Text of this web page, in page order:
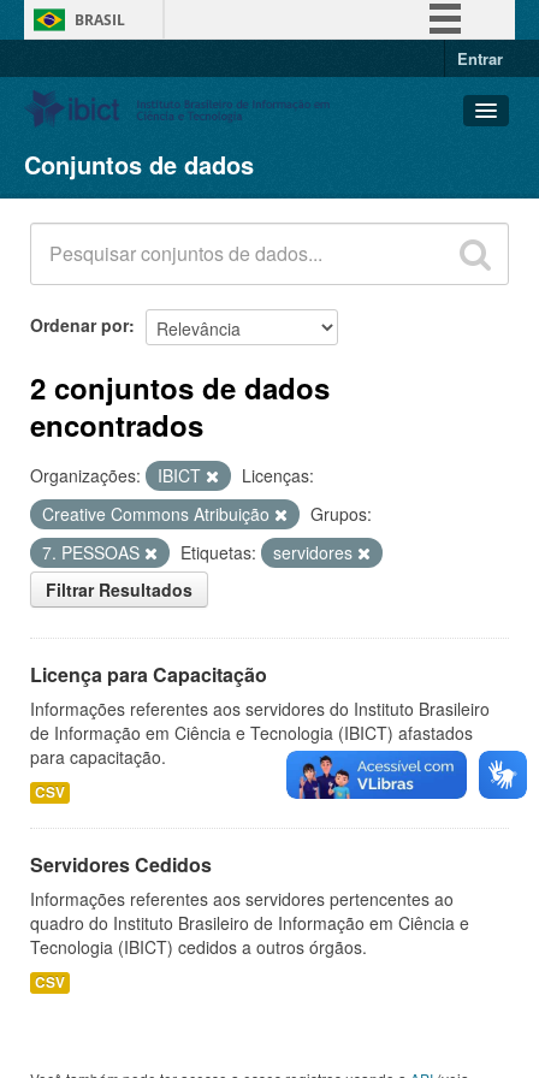
BRASIL
Entrar
Conjuntos de dados
Organizações
Grupos
Sobre
Conjuntos de dados
Ordenar por
2 conjuntos de dados
encontrados
Organizações: IBICT
Licenças:
Creative Commons Atribuição
Grupos:
7. PESSOAS
Etiquetas:
servidores
Filtrar Resultados
Licença para Capacitação
Informações referentes aos servidores do Instituto Brasileiro
de Informação em Ciência e Tecnologia (IBICT) afastados
para capacitação.
CSV
Servidores Cedidos
Informações referentes aos servidores pertencentes ao
quadro do Instituto Brasileiro de Informação em Ciência e
Tecnologia (IBICT) cedidos a outros órgãos.
CSV